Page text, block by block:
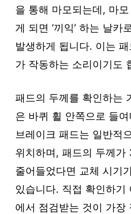
을 통해 마모되는데, 마
게 되면 ‘끼익’ 하는 날카
발생하게 됩니다. 이는
가 작동하는 소리이기도
패드의 두께를 확인하는
은 바퀴 휠 안쪽으로 들
브레이크 패드는 일반적
위치하며, 패드의 두께
줄어들었다면 교체 시기
있습니다. 직접 확인하기
에서 점검받는 것이 가장